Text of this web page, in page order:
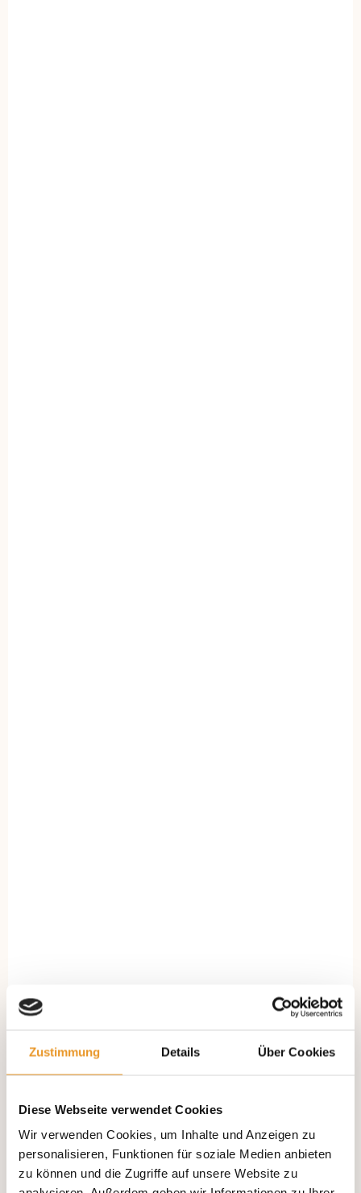
Zustimmung Details Über Cookies
Diese Webseite verwendet Cookies
Wir verwenden Cookies, um Inhalte und Anzeigen zu
personalisieren, Funktionen für soziale Medien anbieten
zu können und die Zugriffe auf unsere Website zu